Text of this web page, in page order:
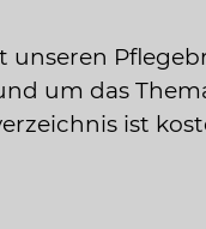
um das
ist